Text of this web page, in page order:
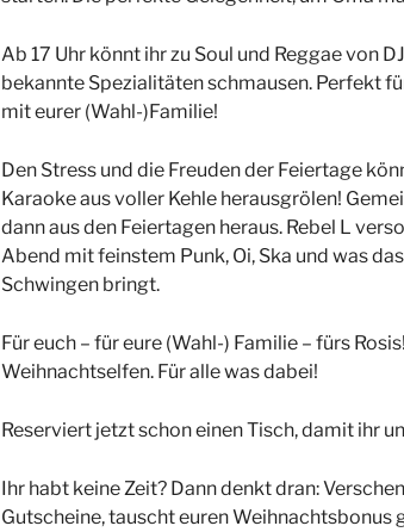
Ab 17 Uhr könnt ihr zu Soul und Reggae von
bekannte Spezialitäten schmausen. Perfekt
mit eurer (Wahl-)Familie!
Den Stress und die Freuden der Feiertage
Karaoke aus voller Kehle herausgrölen!
dann aus den Feiertagen heraus. Rebel L
Abend mit feinstem Punk, Oi, Ska und was
Schwingen bringt.
Für euch – für eure (Wahl-) Familie – fürs
Weihnachtselfen. Für alle was dabei!
Reserviert jetzt schon einen Tisch, damit ihr
Ihr habt keine Zeit? Dann denkt dran:
Gutscheine, tauscht euren Weihnachtsbonus